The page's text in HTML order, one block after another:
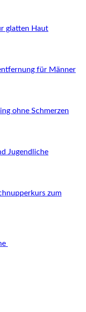
glatten Haut
für Männer
ohne Schmerzen
Jugendliche
zum